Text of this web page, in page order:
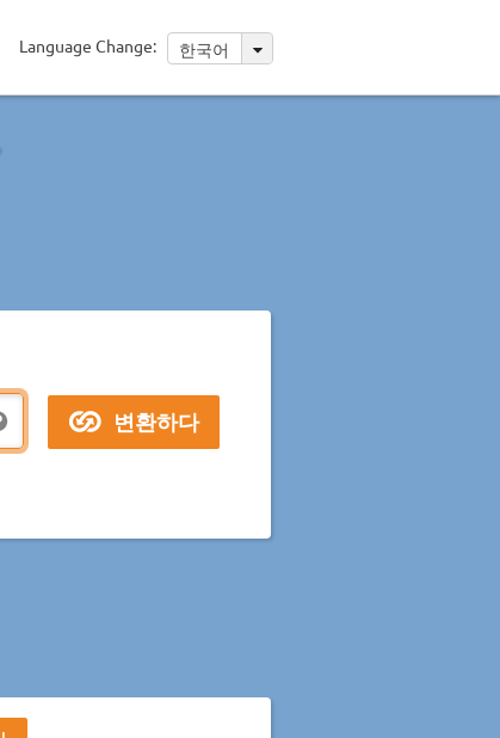
Language Change: 한국어